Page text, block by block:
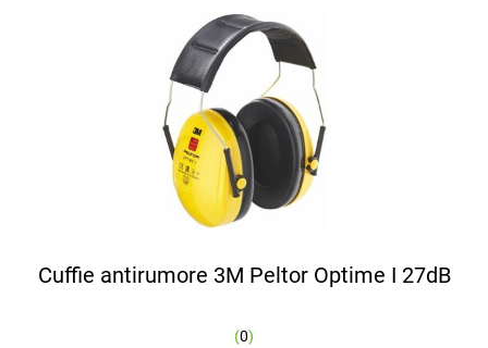
Cuffie antirumore 3M Peltor Optime I 27dB
(0)